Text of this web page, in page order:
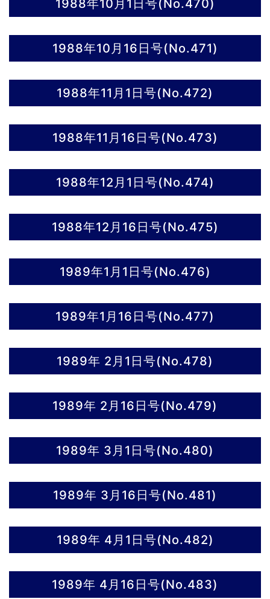
1988年10月1日号(No.470)
1988年10月16日号(No.471)
1988年11月1日号(No.472)
1988年11月16日号(No.473)
1988年12月1日号(No.474)
1988年12月16日号(No.475)
1989年1月1日号(No.476)
1989年1月16日号(No.477)
1989年 2月1日号(No.478)
1989年 2月16日号(No.479)
1989年 3月1日号(No.480)
1989年 3月16日号(No.481)
1989年 4月1日号(No.482)
1989年 4月16日号(No.483)